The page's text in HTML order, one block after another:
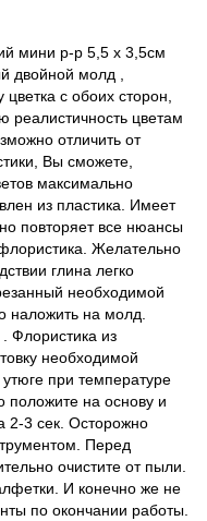
мини р-р 5,5 х 3,5см
двойной молд ,
цветка с обоих сторон,
реалистичность цветам
отличить от
Вы сможете,
максимально
из пластика. Имеет
повторяет все нюансы
Желательно
глина легко
необходимой
наложить на молд.
Флористика из
необходимой
при температуре
положите на основу и
2-3 сек. Осторожно
Перед
очистите от пыли.
И конечно же не
по окончании работы.